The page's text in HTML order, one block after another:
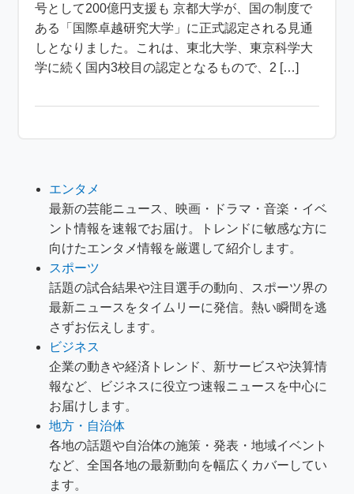
号として200億円支援も 京都大学が、国の制度で
ある「国際卓越研究大学」に正式認定される見通
しとなりました。これは、東北大学、東京科学大
学に続く国内3校目の認定となるもので、2 […]
エンタメ
最新の芸能ニュース、映画・ドラマ・音楽・イベ
ント情報を速報でお届け。トレンドに敏感な方に
向けたエンタメ情報を厳選して紹介します。
スポーツ
話題の試合結果や注目選手の動向、スポーツ界の
最新ニュースをタイムリーに発信。熱い瞬間を逃
さずお伝えします。
ビジネス
企業の動きや経済トレンド、新サービスや決算情
報など、ビジネスに役立つ速報ニュースを中心に
お届けします。
地方・自治体
各地の話題や自治体の施策・発表・地域イベント
など、全国各地の最新動向を幅広くカバーしてい
ます。